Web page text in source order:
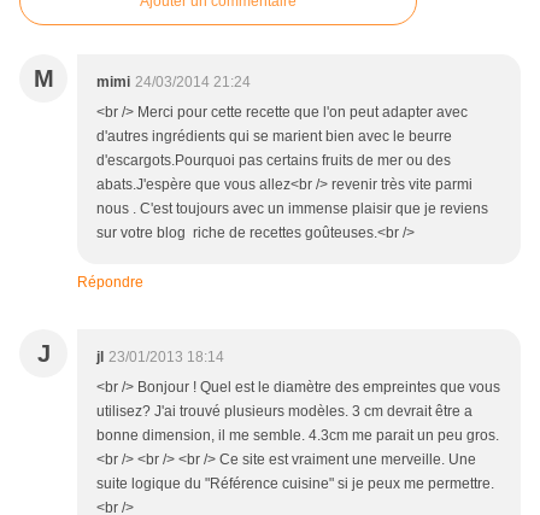
M mimi 24/03/2014 21:24
<br /> Merci pour cette recette que l'on peut adapter avec
d'autres ingrédients qui se marient bien avec le beurre
d'escargots.Pourquoi pas certains fruits de mer ou des
abats.J'espère que vous allez<br /> revenir très vite parmi
nous . C'est toujours avec un immense plaisir que je reviens
sur votre blog riche de recettes goûteuses.<br />
Répondre
J jl 23/01/2013 18:14
<br /> Bonjour ! Quel est le diamètre des empreintes que vous
utilisez? J'ai trouvé plusieurs modèles. 3 cm devrait être a
bonne dimension, il me semble. 4.3cm me parait un peu gros.
<br /> <br /> <br /> Ce site est vraiment une merveille. Une
suite logique du "Référence cuisine" si je peux me permettre.
<br />